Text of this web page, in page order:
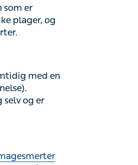
en
forstoppelse